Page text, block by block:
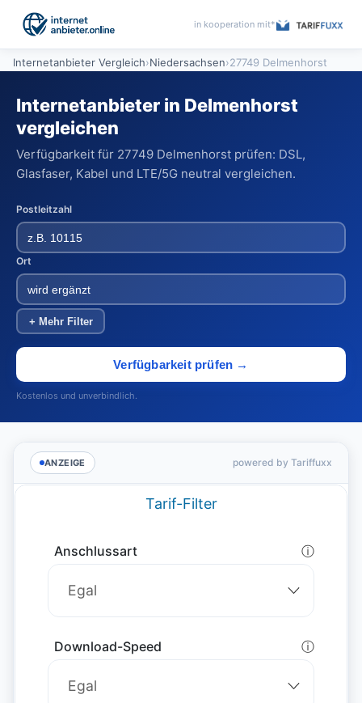
in kooperation mit*
Internetanbieter Vergleich›Niedersachsen›27749 Delmenhorst
Internetanbieter in Delmenhorst
vergleichen
Verfügbarkeit für 27749 Delmenhorst prüfen: DSL,
Glasfaser, Kabel und LTE/5G neutral vergleichen.
Postleitzahl
Ort
+ Mehr Filter
Verfügbarkeit prüfen →
Kostenlos und unverbindlich.
ANZEIGE powered by Tariffuxx